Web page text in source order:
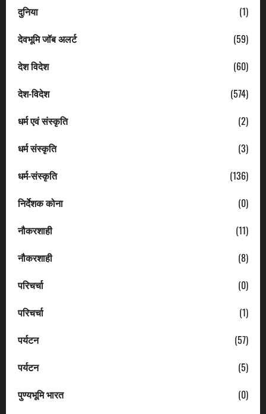
दुनिया
(1)
देवभूमि जॉब अलर्ट
(59)
देश विदेश
(60)
देश-विदेश
(574)
धर्म एवं संस्कृति
(2)
धर्म संस्कृति
(3)
धर्म-संस्कृति
(136)
निर्देशक कोना
(0)
नौकरशाही
(11)
नौकरशाही
(8)
परिचर्चा
(0)
परिचर्चा
(1)
पर्यटन
(57)
पर्यटन
(5)
पुण्यभूमि भारत
(0)